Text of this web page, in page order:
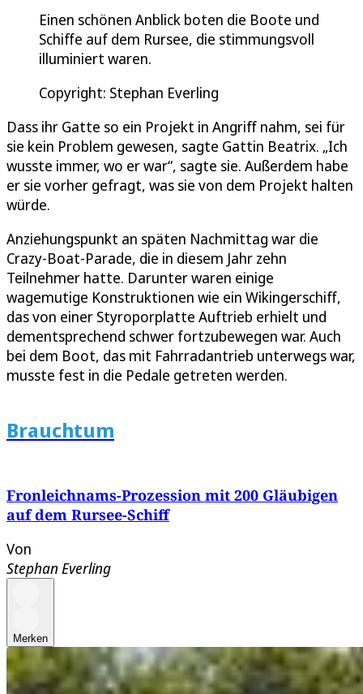
Einen schönen Anblick boten die Boote und
Schiffe auf dem Rursee, die stimmungsvoll
illuminiert waren.
Copyright: Stephan Everling
Dass ihr Gatte so ein Projekt in Angriff nahm, sei für
sie kein Problem gewesen, sagte Gattin Beatrix. „Ich
wusste immer, wo er war“, sagte sie. Außerdem habe
er sie vorher gefragt, was sie von dem Projekt halten
würde.
Anziehungspunkt an späten Nachmittag war die
Crazy-Boat-Parade, die in diesem Jahr zehn
Teilnehmer hatte. Darunter waren einige
wagemutige Konstruktionen wie ein Wikingerschiff,
das von einer Styroporplatte Auftrieb erhielt und
dementsprechend schwer fortzubewegen war. Auch
bei dem Boot, das mit Fahrradantrieb unterwegs war,
musste fest in die Pedale getreten werden.
Brauchtum
Fronleichnams-Prozession mit 200 Gläubigen
auf dem Rursee-Schiff
Von
Stephan Everling
Merken